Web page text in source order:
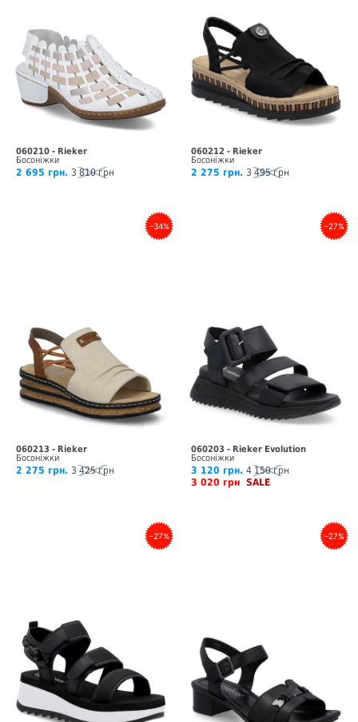
060210 - Rieker
Босоніжки
2 695 грн. 3 810 грн
060212 - Rieker
Босоніжки
2 275 грн. 3 495 грн
–34%
060213 - Rieker
Босоніжки
2 275 грн. 3 425 грн
–27%
060203 - Rieker Evolution
Босоніжки
3 120 грн. 4 150 грн
3 020 грн SALE
–27% –27%